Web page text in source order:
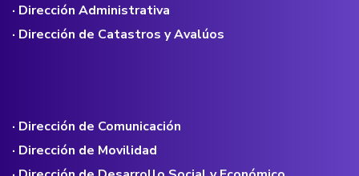
· Dirección Administrativa
· Dirección de Catastros y Avalúos
· Dirección de Comunicación
· Dirección de Movilidad